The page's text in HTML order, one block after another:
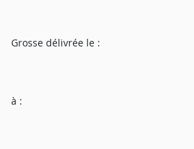
Grosse délivrée le :
à :